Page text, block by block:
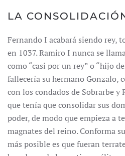
LA
Fernando I acabará siendo rey,
en 1037. Ramiro I nunca se
como “casi por un rey” o “hijo
fallecería su hermano Gonzalo,
con los condados de Sobrarbe y
que tenía que consolidar sus
poder, de modo que empieza a
magnates del reino. Conforma
más posible es que fueran